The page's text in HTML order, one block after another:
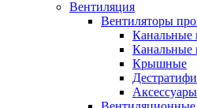
Вентиляция
Вентиляторы
Канальные
Канальные
Крышные
Аксессуары